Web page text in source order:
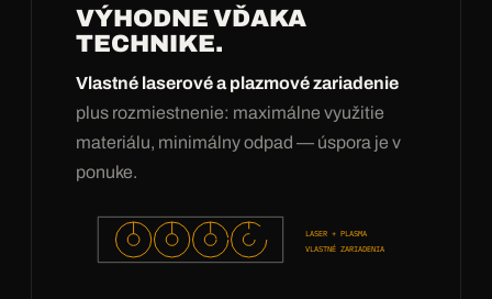
VÝHODNE VĎAKA
TECHNIKE.
Vlastné laserové a plazmové zariadenie
plus rozmiestnenie: maximálne využitie
materiálu, minimálny odpad — úspora je v
ponuke.
LASER + PLASMA
VLASTNÉ ZARIADENIA